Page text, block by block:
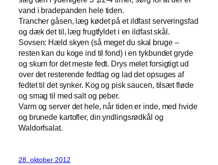
vand i bradepanden hele tiden.
Trancher gåsen, læg kødet på et ildfast serveringsfad
og dæk det til, læg frugtfyldet i en ildfast skål.
Sovsen: Hæld skyen (så meget du skal bruge –
resten kan du koge ind til fond) i en tykbundet gryde
og skum for det meste fedt. Drys melet forsigtigt ud
over det resterende fedtlag og lad det opsuges af
fedtet til det synker. Kog og pisk saucen, tilsæt fløde
og smag til med salt og peber.
Varm og server det hele, når tiden er inde, med hvide
og brunede kartofler, din yndlingsrødkål og
Waldorfsalat.
28. oktober 2012